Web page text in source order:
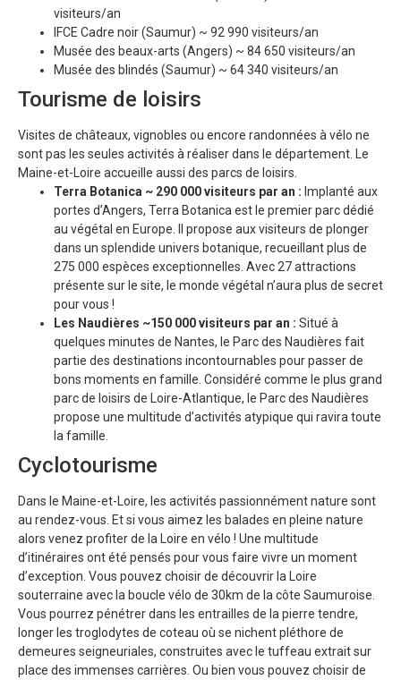
visiteurs/an
IFCE Cadre noir (Saumur) ~ 92 990 visiteurs/an
Musée des beaux-arts (Angers) ~ 84 650 visiteurs/an
Musée des blindés (Saumur) ~ 64 340 visiteurs/an
Tourisme de loisirs
Visites de châteaux, vignobles ou encore randonnées à vélo ne
sont pas les seules activités à réaliser dans le département. Le
Maine-et-Loire accueille aussi des parcs de loisirs.
Terra Botanica ~ 290 000 visiteurs par an : Implanté aux
portes d’Angers, Terra Botanica est le premier parc dédié
au végétal en Europe. Il propose aux visiteurs de plonger
dans un splendide univers botanique, recueillant plus de
275 000 espèces exceptionnelles. Avec 27 attractions
présente sur le site, le monde végétal n’aura plus de secret
pour vous !
Les Naudières ~150 000 visiteurs par an : Situé à
quelques minutes de Nantes, le Parc des Naudières fait
partie des destinations incontournables pour passer de
bons moments en famille. Considéré comme le plus grand
parc de loisirs de Loire-Atlantique, le Parc des Naudières
propose une multitude d’activités atypique qui ravira toute
la famille.
Cyclotourisme
Dans le Maine-et-Loire, les activités passionnément nature sont
au rendez-vous. Et si vous aimez les balades en pleine nature
alors venez profiter de la Loire en vélo ! Une multitude
d’itinéraires ont été pensés pour vous faire vivre un moment
d’exception. Vous pouvez choisir de découvrir la Loire
souterraine avec la boucle vélo de 30km de la côte Saumuroise.
Vous pourrez pénétrer dans les entrailles de la pierre tendre,
longer les troglodytes de coteau où se nichent pléthore de
demeures seigneuriales, construites avec le tuffeau extrait sur
place des immenses carrières. Ou bien vous pouvez choisir de